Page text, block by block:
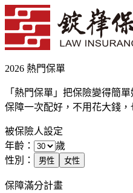
2026 熱門保單
「熱門保單」把保險變得簡
保障一次配好，不用花大錢，
被保險人設定
年齡：
歲
性別：
男性 女性
保障滿分計畫